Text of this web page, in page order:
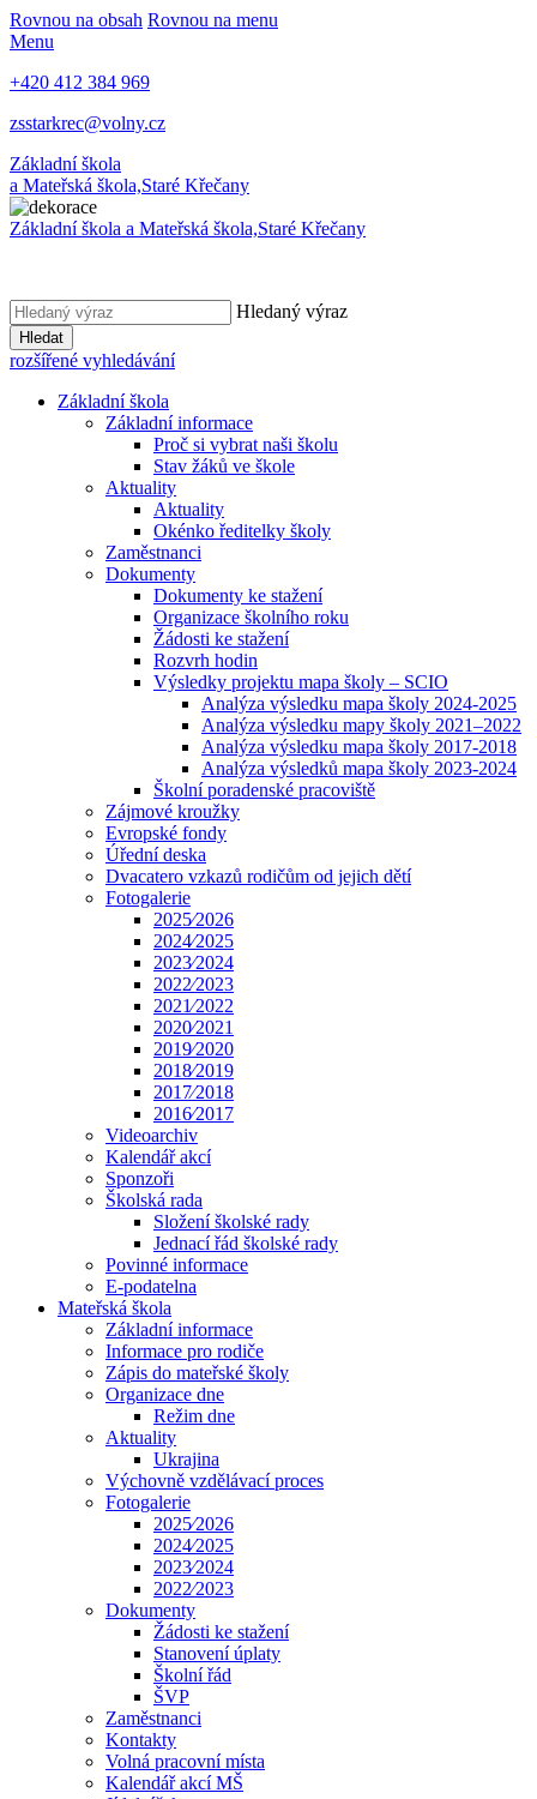
Rovnou na obsah Rovnou na menu
Menu
+420 412 384 969
zsstarkrec@volny.cz
Základní škola
a Mateřská škola,Staré Křečany
Základní škola a Mateřská škola,Staré Křečany
Hledaný výraz
Hledat
rozšířené vyhledávání
Základní škola
Základní informace
Proč si vybrat naši školu
Stav žáků ve škole
Aktuality
Aktuality
Okénko ředitelky školy
Zaměstnanci
Dokumenty
Dokumenty ke stažení
Organizace školního roku
Žádosti ke stažení
Rozvrh hodin
Výsledky projektu mapa školy – SCIO
Analýza výsledku mapa školy 2024-2025
Analýza výsledku mapy školy 2021–2022
Analýza výsledku mapa školy 2017-2018
Analýza výsledků mapa školy 2023-2024
Školní poradenské pracoviště
Zájmové kroužky
Evropské fondy
Úřední deska
Dvacatero vzkazů rodičům od jejich dětí
Fotogalerie
2025⁄2026
2024⁄2025
2023⁄2024
2022⁄2023
2021⁄2022
2020⁄2021
2019⁄2020
2018⁄2019
2017⁄2018
2016⁄2017
Videoarchiv
Kalendář akcí
Sponzoři
Školská rada
Složení školské rady
Jednací řád školské rady
Povinné informace
E-podatelna
Mateřská škola
Základní informace
Informace pro rodiče
Zápis do mateřské školy
Organizace dne
Režim dne
Aktuality
Ukrajina
Výchovně vzdělávací proces
Fotogalerie
2025⁄2026
2024⁄2025
2023⁄2024
2022⁄2023
Dokumenty
Žádosti ke stažení
Stanovení úplaty
Školní řád
ŠVP
Zaměstnanci
Kontakty
Volná pracovní místa
Kalendář akcí MŠ